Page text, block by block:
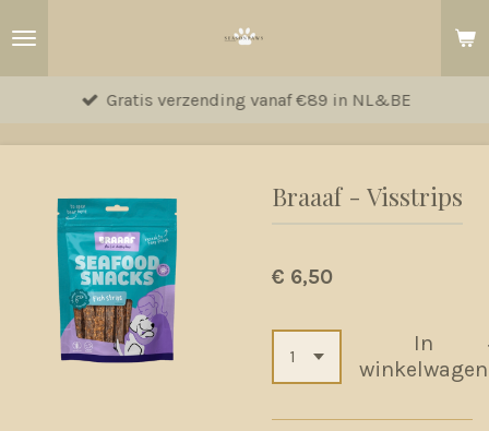
hoofdinhoud
Gratis verzending vanaf €89 in NL&BE
Braaaf - Visstrips
€ 6,50
In
winkelwagen